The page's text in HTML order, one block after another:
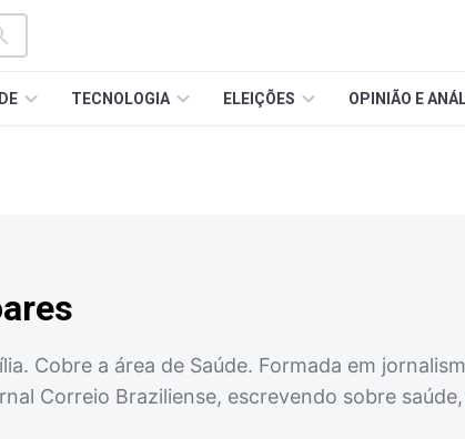
TECNOLOGIA ELEIÇÕES OPINIÃO E
Cobre a área de Saúde. Formada em
Correio Braziliense, escrevendo sobre